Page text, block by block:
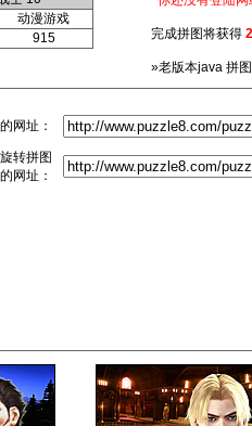
动漫游戏
915 完成拼图将获得
»老版本java 拼
网址：
转拼图
网址：